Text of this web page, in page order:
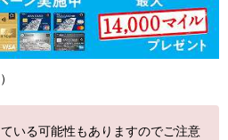
いる可能性もありますのでご注意